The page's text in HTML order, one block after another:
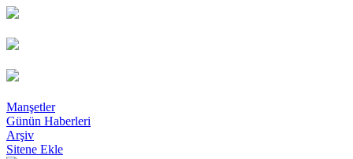
Manşetler
Günün Haberleri
Arşiv
Sitene Ekle